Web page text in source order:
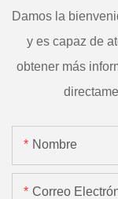
Damos la
y es capaz de
obtener más
Nombre
Correo